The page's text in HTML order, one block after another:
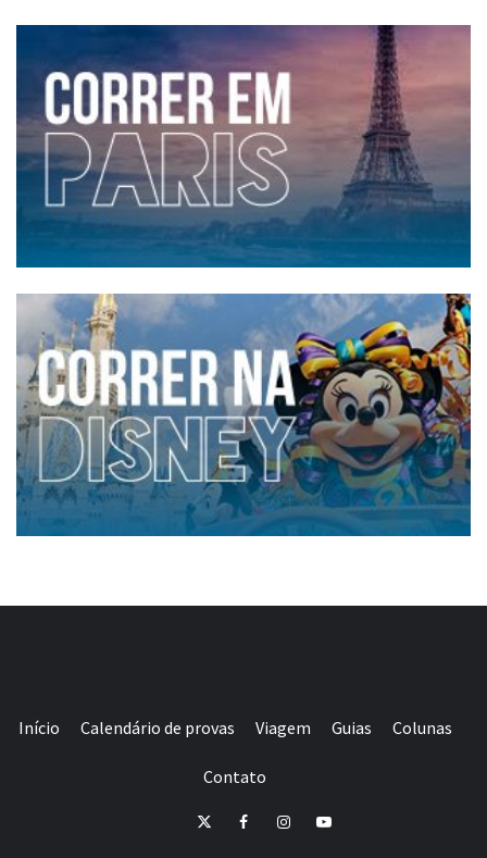
Início Calendário de provas Viagem Guias Colunas
Contato
TwitterFacebookInstagramYoutube